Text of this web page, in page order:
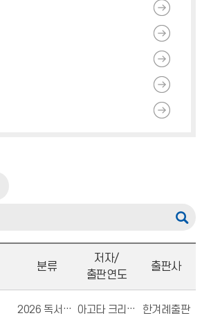
분류
저자/
출판연도
출판사
2026 독서경진대회 아고타 크리스토프 한겨례출판